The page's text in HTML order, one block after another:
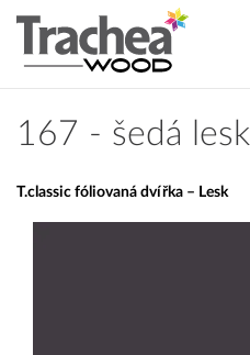
167 - šedá lesk
T.classic fóliovaná dvířka – Lesk